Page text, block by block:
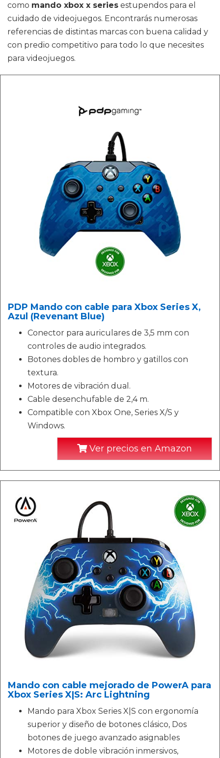
como mando xbox x series estupendos para el
cuidado de videojuegos. Encontrarás numerosas
referencias de distintas marcas con buena calidad y
con predio competitivo para todo lo que necesites
para videojuegos.
PDP Mando con cable para Xbox Series X,
Azul (Revenant Blue)
Conector para auriculares de 3,5 mm con
controles de audio integrados.
Botones dobles de hombro y gatillos con
textura.
Motores de vibración dual.
Cable desenchufable de 2,4 m.
Compatible con Xbox One, Series X/S y
Windows.
Ver precios en Amazon
Mando con cable mejorado de PowerA para
Xbox Series X|S: Arc Lightning
Mando para Xbox Series X|S con ergonomía
superior y diseño de botones clásico, Dos
botones de juego avanzado asignables
Motores de doble vibración inmersivos,